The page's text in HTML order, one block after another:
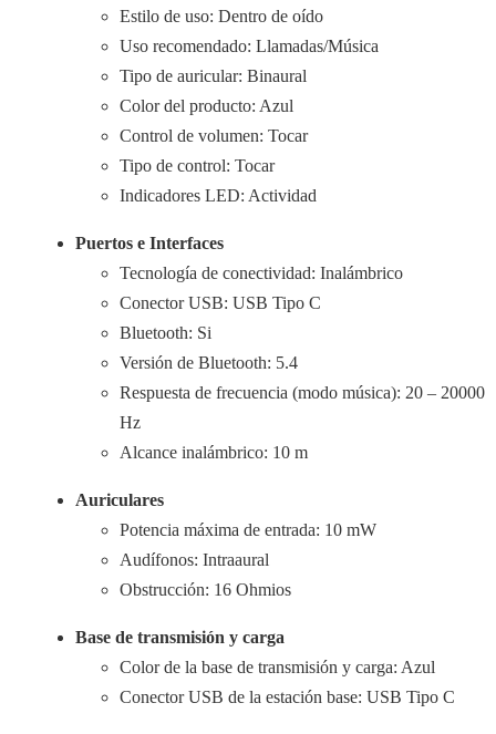
Estilo de uso: Dentro de oído
Uso recomendado: Llamadas/Música
Tipo de auricular: Binaural
Color del producto: Azul
Control de volumen: Tocar
Tipo de control: Tocar
Indicadores LED: Actividad
Puertos e Interfaces
Tecnología de conectividad: Inalámbrico
Conector USB: USB Tipo C
Bluetooth: Si
Versión de Bluetooth: 5.4
Respuesta de frecuencia (modo música): 20 – 20000
Hz
Alcance inalámbrico: 10 m
Auriculares
Potencia máxima de entrada: 10 mW
Audífonos: Intraaural
Obstrucción: 16 Ohmios
Base de transmisión y carga
Color de la base de transmisión y carga: Azul
Conector USB de la estación base: USB Tipo C